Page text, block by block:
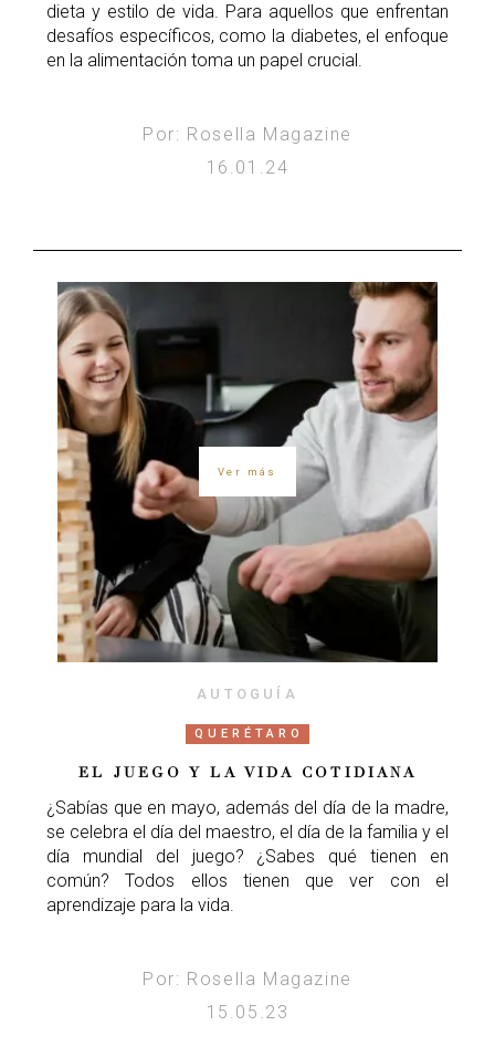
dieta y estilo de vida. Para aquellos que enfrentan
desafíos específicos, como la diabetes, el enfoque
en la alimentación toma un papel crucial.
Por: Rosella Magazine
16.01.24
Ver más
AUTOGUÍA
QUERÉTARO
EL JUEGO Y LA VIDA COTIDIANA
¿Sabías que en mayo, además del día de la madre,
se celebra el día del maestro, el día de la familia y el
día mundial del juego? ¿Sabes qué tienen en
común? Todos ellos tienen que ver con el
aprendizaje para la vida.
Por: Rosella Magazine
15.05.23